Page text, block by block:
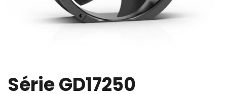
Série GD17250